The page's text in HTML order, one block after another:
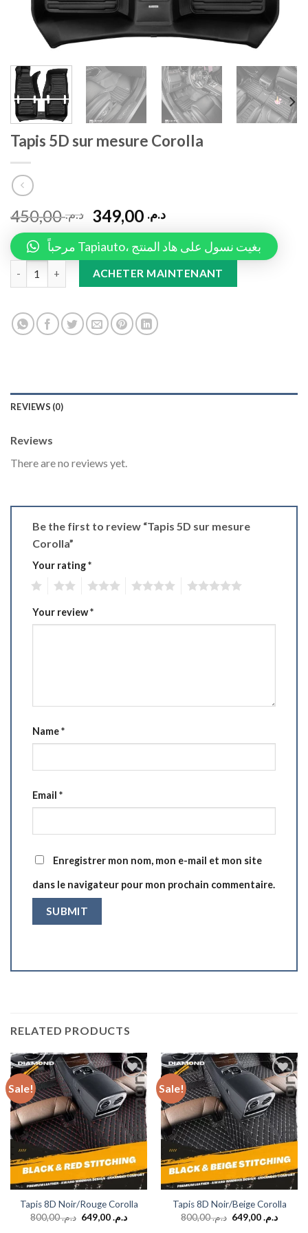
Tapis 5D sur mesure Corolla
د.م.450,00 د.م.
مرحباً Tapiauto، بغيت نسول على هاد المنتج
Tapis 5D sur mesure Corolla quantity
ACHETER MAINTENANT
REVIEWS (0)
Reviews
There are no reviews yet.
Be the first to review “Tapis 5D sur mesure
Corolla”
Your rating*
Your review*
Name*
Email *
Enregistrer mon nom, mon e-mail et mon site
dans le navigateur pour mon prochain commentaire.
RELATED PRODUCTS
Sale!
Add to
wishlist
Tapis 8D Noir/Rouge Corolla
د.م.800,00 د.م.649,00
Sale!
Add to
wishlist
Tapis 8D Noir/Beige Corolla
د.م.800,00 د.م.649,00